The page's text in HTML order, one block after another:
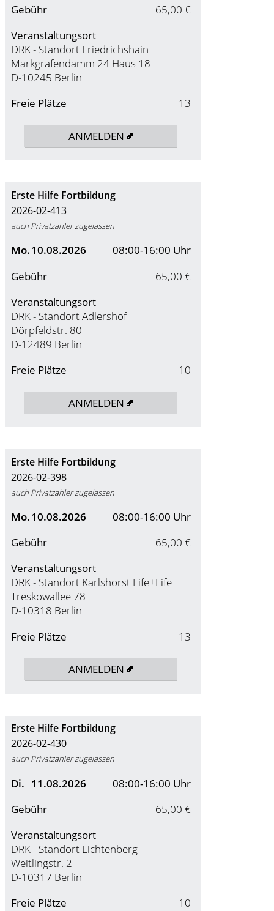
Gebühr
65,00 €
Veranstaltungsort
DRK - Standort Friedrichshain
Markgrafendamm 24 Haus 18
D-10245 Berlin
Freie Plätze
13
ANMELDEN
Erste Hilfe Fortbildung
2026-02-413
auch Privatzahler zugelassen
Mo.10.08.2026
08:00-16:00 Uhr
Gebühr
65,00 €
Veranstaltungsort
DRK - Standort Adlershof
Dörpfeldstr. 80
D-12489 Berlin
Freie Plätze
10
ANMELDEN
Erste Hilfe Fortbildung
2026-02-398
auch Privatzahler zugelassen
Mo.10.08.2026
08:00-16:00 Uhr
Gebühr
65,00 €
Veranstaltungsort
DRK - Standort Karlshorst Life+Life
Treskowallee 78
D-10318 Berlin
Freie Plätze
13
ANMELDEN
Erste Hilfe Fortbildung
2026-02-430
auch Privatzahler zugelassen
Di. 11.08.2026
08:00-16:00 Uhr
Gebühr
65,00 €
Veranstaltungsort
DRK - Standort Lichtenberg
Weitlingstr. 2
D-10317 Berlin
Freie Plätze
10